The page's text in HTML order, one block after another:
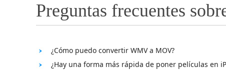
Preguntas frecuentes
¿Cómo puedo convertir WMV a MOV?
¿Hay una forma más rápida de poner películas en